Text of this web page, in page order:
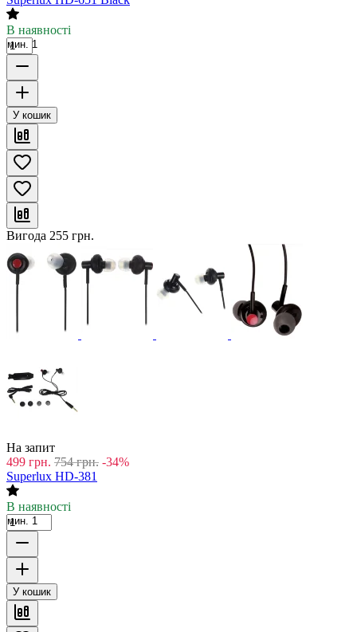
В наявності
мин. 1
У кошик
Вигода 255 грн.
На запит
499 грн. 754 грн. -34%
Superlux HD-381
В наявності
мин. 1
У кошик